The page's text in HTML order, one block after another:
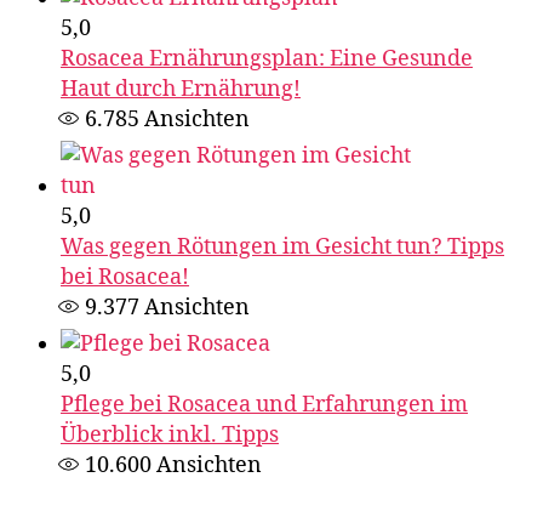
5,0
Rosacea Ernährungsplan: Eine Gesunde
Haut durch Ernährung!
6.785 Ansichten
5,0
Was gegen Rötungen im Gesicht tun? Tipps
bei Rosacea!
9.377Ansichten
5,0
Pflege bei Rosacea und Erfahrungen im
Überblick inkl. Tipps
10.600Ansichten